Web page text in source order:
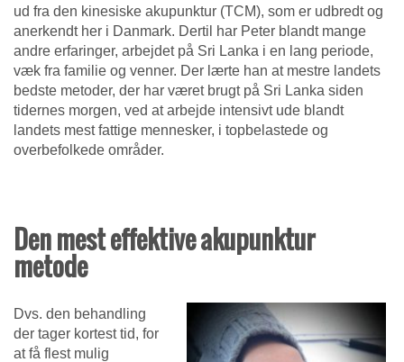
ud fra den kinesiske akupunktur (TCM), som er udbredt og
anerkendt her i Danmark. Dertil har Peter blandt mange
andre erfaringer, arbejdet på Sri Lanka i en lang periode,
væk fra familie og venner. Der lærte han at mestre landets
bedste metoder, der har været brugt på Sri Lanka siden
tidernes morgen, ved at arbejde intensivt ude blandt
landets mest fattige mennesker, i topbelastede og
overbefolkede områder.
Den mest effektive akupunktur
metode
Dvs. den behandling
der tager kortest tid, for
at få flest mulig